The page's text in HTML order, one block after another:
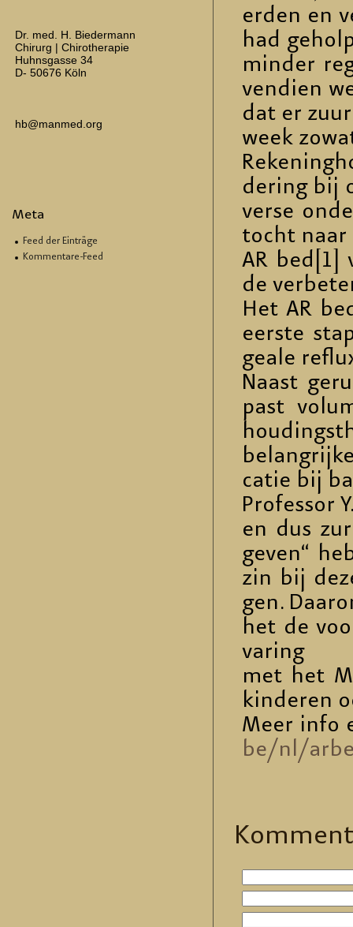
Dr. med. H. Biedermann
Chirurg | Chirotherapie
Huhnsgasse 34
D- 50676 Köln
hb@manmed.org
Meta
Feed der Einträge
Kommentare-Feed
er­den en
had
min­der
ven­di­en
dat er
week
de­ring bij
ver­se
tocht naar
AR bed[1]
de
Het AR
eers­te
ge­a­le
Naast
past
ca­tie bij
Pro­fes­sor
en dus
geven“
zin bij
gen.
het de
va­ring
met het
kin­de­ren
Meer info
be/​nl/​